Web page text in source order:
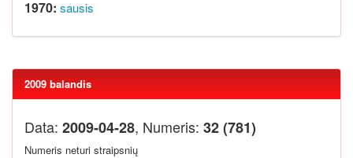
1970: sausis
2009 balandis
Data: 2009-04-28, Numeris: 32 (781)
Numeris neturi straipsnių